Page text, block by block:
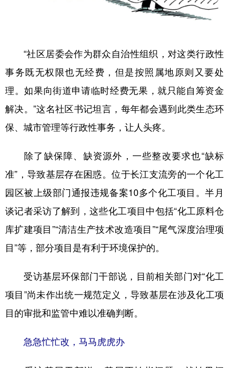
“社区居委会作为群众自治性组织，对这类行政性
事务既无权限也无经费，但是按照属地原则又要处
理。如果向街道申请临时经费无果，就只能自筹资金
解决。”这名社区书记坦言，每年都会遇到此类生态环
保、城市管理等行政性事务，让人头疼。
除了缺保障、缺资源外，一些整改要求也“缺标
准”，导致基层存在困惑。位于长江支流旁的一个化工
园区被上级部门通报违规备案10多个化工项目。半月
谈记者采访了解到，这些化工项目中包括“化工原料仓
库扩建项目”“清洁生产技术改造项目”“尾气深度治理项
目”等，部分项目是有利于环境保护的。
受访基层环保部门干部说，目前相关部门对“化工
项目”尚未作出统一规范定义，导致基层在涉及化工项
目的审批和监管中难以准确判断。
急急忙忙改，马马虎虎办